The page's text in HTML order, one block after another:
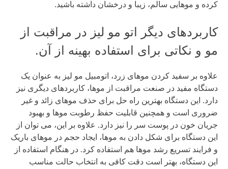
کرده و موهایی سالم، زیبا و درخشان داشته باشید.
کاربردهای دیگر اتو مو لیز در مراقبت از
مو و نکاتی برای استفاده بهینه از آن.
علاوه بر سفید کردن موهای زرد، اتومبیل مو لیز به عنوان یک
دستگاه مفید در صنعت مراقبت از موها، کاربردهای دیگری نیز
دارد. این دستگاه بهترین راه حل برای حذف موهای زائد و غیر
ضروری است و همچنین قابلیت حفظ رطوبت موها و بهبود
جریان خون در پوست سر را نیز دارد. علاوه بر این، می توان از
این دستگاه برای شکل دادن به موها، ایجاد حجم در موهای باریک
و فرایند تسریع رشد موها هم استفاده کرد. در هنگام استفاده از
این دستگاه، بهتر است دقت کافی به انتخاب حالت مناسب